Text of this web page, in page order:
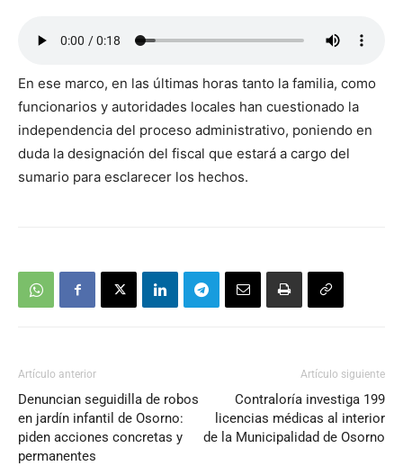
En ese marco, en las últimas horas tanto la familia, como
funcionarios y autoridades locales han cuestionado la
independencia del proceso administrativo, poniendo en
duda la designación del fiscal que estará a cargo del
sumario para esclarecer los hechos.
Artículo anterior
Denuncian seguidilla de robos
en jardín infantil de Osorno:
piden acciones concretas y
permanentes
Artículo siguiente
Contraloría investiga 199
licencias médicas al interior
de la Municipalidad de Osorno